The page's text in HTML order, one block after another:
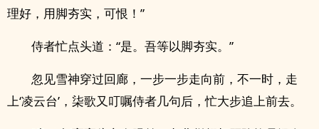
理好，用脚夯实，可恨！”
侍者忙点头道：“是。吾等以脚夯实。”
忽见雪神穿过回廊，一步一步走向前，不一时，走
上‘凌云台’，柒歌又叮嘱侍者几句后，忙大步追上前去。